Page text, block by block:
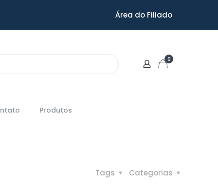
Área do Filiado
0
Produtos
Categorias
Tags